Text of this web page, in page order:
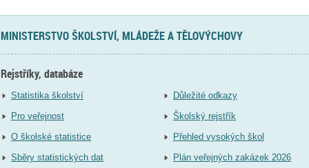
MINISTERSTVO ŠKOLSTVÍ, MLÁDEŽE A TĚLOVÝCHOVY
Rejstříky, databáze
Statistika školství
Pro veřejnost
O školské statistice
Sběry statistických dat
Důležité odkazy
Školský rejstřík
Přehled vysokých škol
Plán veřejných zakázek 2026